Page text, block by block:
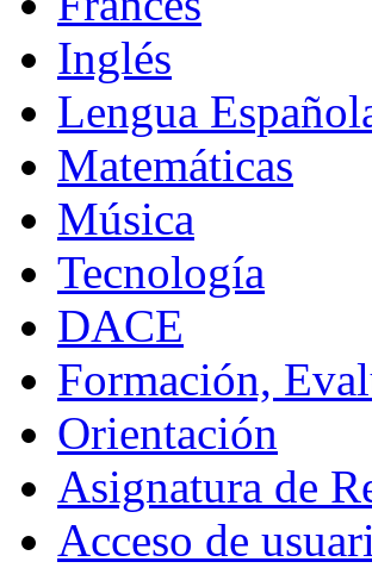
Inglés
Lengua
Matemáticas
Música
Tecnología
DACE
Formación,
Orientación
Asignatura de
Acceso de